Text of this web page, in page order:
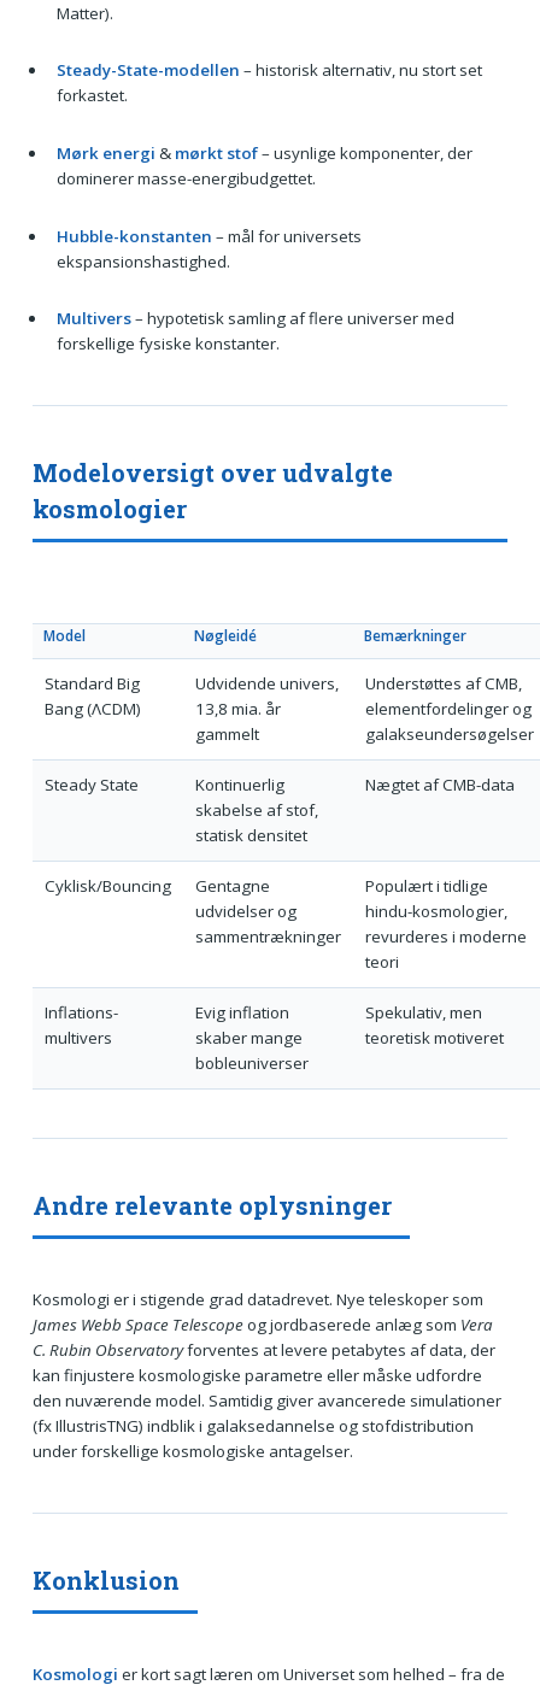
Matter).
Steady-State-modellen – historisk alternativ, nu stort set
forkastet.
Mørk energi & mørkt stof– usynlige komponenter, der
dominerer masse-energibudgettet.
Hubble-konstanten – mål for universets
ekspansionshastighed.
Multivers– hypotetisk samling af flere universer med
forskellige fysiske konstanter.
Modeloversigt over udvalgte
kosmologier
Model Nøgleidé Bemærkninger
Standard Big
Bang (ΛCDM)
Udvidende univers,
13,8 mia. år
gammelt
Understøttes af CMB,
elementfordelinger og
galakseundersøgelser
Steady State
Kontinuerlig
skabelse af stof,
statisk densitet
Nægtet af CMB-data
Cyklisk/Bouncing
Gentagne
udvidelser og
sammentrækninger
Populært i tidlige
hindu-kosmologier,
revurderes i moderne
teori
Inflations-
multivers
Evig inflation
skaber mange
bobleuniverser
Spekulativ, men
teoretisk motiveret
Andre relevante oplysninger
Kosmologi er i stigende grad datadrevet. Nye teleskoper som
James Webb Space Telescopeog jordbaserede anlæg som Vera
C. Rubin Observatoryforventes at levere petabytes af data, der
kan finjustere kosmologiske parametre eller måske udfordre
den nuværende model. Samtidig giver avancerede simulationer
(fx IllustrisTNG) indblik i galaksedannelse og stofdistribution
under forskellige kosmologiske antagelser.
Konklusion
Kosmologi er kort sagt læren om Universet som helhed – fra de